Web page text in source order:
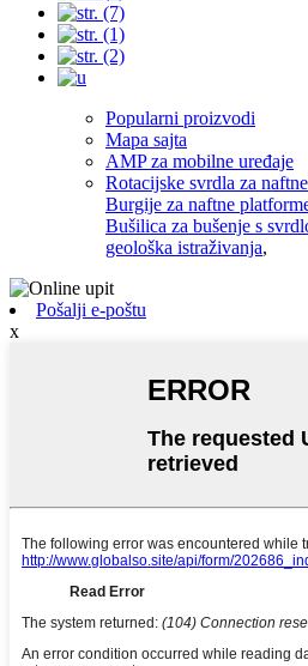
Popularni proizvodi
Mapa sajta
AMP za mobilne uređaje
Rotacijske svrdla za
Burgije za naftne
Bušilica za bušenje s
geološka istraživanja,
Pošalji e-poštu
x